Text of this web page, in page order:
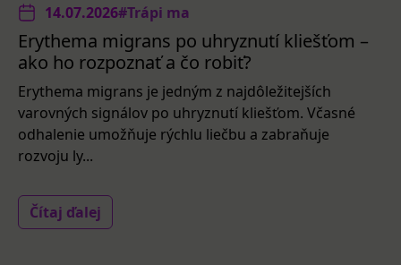
14.07.2026#Trápi ma
Erythema migrans po uhryznutí kliešťom –
ako ho rozpoznať a čo robiť?
Erythema migrans je jedným z najdôležitejších
varovných signálov po uhryznutí kliešťom. Včasné
odhalenie umožňuje rýchlu liečbu a zabraňuje
rozvoju ly...
Čítaj ďalej